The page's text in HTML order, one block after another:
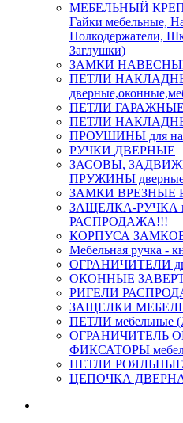
МЕБЕЛЬНЫЙ
Гайки мебельные,
Полкодержатели,
Заглушки)
ЗАМКИ
ПЕТЛИ
ПЕТЛИ ГАРАЖНЫЕ
ПЕТЛИ
ПРОУШИНЫ для
РУЧКИ ДВЕРНЫЕ
ЗАСОВЫ,
ПРУЖИНЫ
ЗАМКИ ВРЕЗНЫЕ
ЗАЩЕЛКА-РУЧКА
РАСПРОДАЖА!!!
КОРПУСА ЗАМКОВ
Мебельная ручка
ОГРАНИЧИТЕЛИ
ОКОННЫЕ
РИГЕЛИ
ЗАЩЕЛКИ
ПЕТЛИ
ОГРАНИЧИТЕЛЬ
ФИКСАТОРЫ
ПЕТЛИ РОЯЛЬНЫЕ
ЦЕПОЧКА